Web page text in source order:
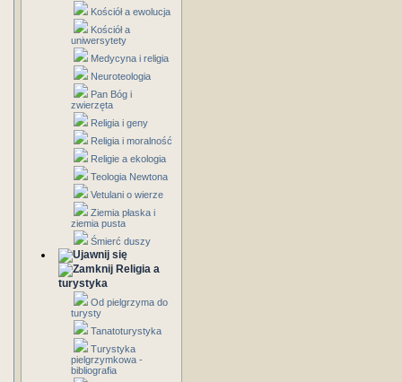
Kościół a ewolucja
Kościół a
uniwersytety
Medycyna i religia
Neuroteologia
Pan Bóg i
zwierzęta
Religia i geny
Religia i moralność
Religie a ekologia
Teologia Newtona
Vetulani o wierze
Ziemia płaska i
ziemia pusta
Śmierć duszy
Religia a
turystyka
Od pielgrzyma do
turysty
Tanatoturystyka
Turystyka
pielgrzymkowa -
bibliografia